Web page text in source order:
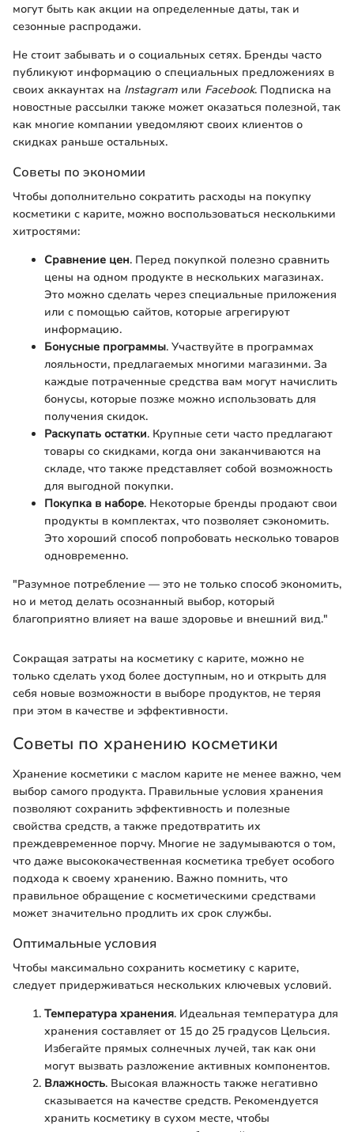
могут быть как акции на определенные даты, так и
сезонные распродажи.
Не стоит забывать и о социальных сетях. Бренды часто
публикуют информацию о специальных предложениях в
своих аккаунтах на Instagram или Facebook. Подписка на
новостные рассылки также может оказаться полезной, так
как многие компании уведомляют своих клиентов о
скидках раньше остальных.
Советы по экономии
Чтобы дополнительно сократить расходы на покупку
косметики с карите, можно воспользоваться несколькими
хитростями:
Сравнение цен. Перед покупкой полезно сравнить
цены на одном продукте в нескольких магазинах.
Это можно сделать через специальные приложения
или с помощью сайтов, которые агрегируют
информацию.
Бонусные программы. Участвуйте в программах
лояльности, предлагаемых многими магазинми. За
каждые потраченные средства вам могут начислить
бонусы, которые позже можно использовать для
получения скидок.
Раскупать остатки. Крупные сети часто предлагают
товары со скидками, когда они заканчиваются на
складе, что также представляет собой возможность
для выгодной покупки.
Покупка в наборе. Некоторые бренды продают свои
продукты в комплектах, что позволяет сэкономить.
Это хороший способ попробовать несколько товаров
одновременно.
"Разумное потребление — это не только способ экономить,
но и метод делать осознанный выбор, который
благоприятно влияет на ваше здоровье и внешний вид."
Сокращая затраты на косметику с карите, можно не
только сделать уход более доступным, но и открыть для
себя новые возможности в выборе продуктов, не теряя
при этом в качестве и эффективности.
Советы по хранению косметики
Хранение косметики с маслом карите не менее важно, чем
выбор самого продукта. Правильные условия хранения
позволяют сохранить эффективность и полезные
свойства средств, а также предотвратить их
преждевременное порчу. Многие не задумываются о том,
что даже высококачественная косметика требует особого
подхода к своему хранению. Важно помнить, что
правильное обращение с косметическими средствами
может значительно продлить их срок службы.
Оптимальные условия
Чтобы максимально сохранить косметику с карите,
следует придерживаться нескольких ключевых условий.
Температура хранения. Идеальная температура для
хранения составляет от 15 до 25 градусов Цельсия.
Избегайте прямых солнечных лучей, так как они
могут вызвать разложение активных компонентов.
Влажность. Высокая влажность также негативно
сказывается на качестве средств. Рекомендуется
хранить косметику в сухом месте, чтобы